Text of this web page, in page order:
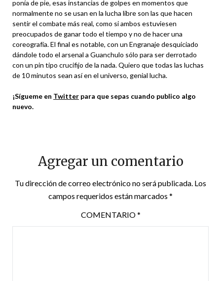
ponía de pie, esas instancias de golpes en momentos que
normalmente no se usan en la lucha libre son las que hacen
sentir el combate más real, como si ambos estuviesen
preocupados de ganar todo el tiempo y no de hacer una
coreografía. El final es notable, con un Engranaje desquiciado
dándole todo el arsenal a Guanchulo sólo para ser derrotado
con un pin tipo crucifijo de la nada. Quiero que todas las luchas
de 10 minutos sean así en el universo, genial lucha.
¡Sígueme en Twitter para que sepas cuando publico algo
nuevo.
Agregar un comentario
Tu dirección de correo electrónico no será publicada. Los
campos requeridos están marcados *
COMENTARIO*